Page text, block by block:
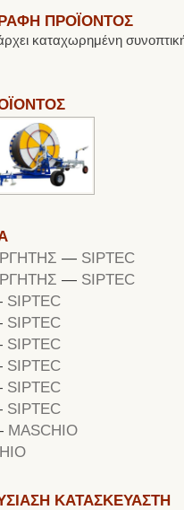
ΠΡΟΪΟΝΤΟΣ
καταχωρημένη
— SIPTEC
— SIPTEC
SIPTEC
SIPTEC
SIPTEC
SIPTEC
SIPTEC
SIPTEC
MASCHIO
ΚΑΤΑΣΚΕΥΑΣΤΗ